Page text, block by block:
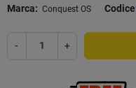
Marca: Conquest OS
- +